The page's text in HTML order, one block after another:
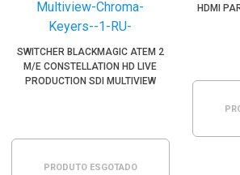
SWITCHER BLACKMAGIC ATEM 2
M/E CONSTELLATION HD LIVE
PRODUCTION SDI MULTIVIEW
PRODUTO ESGOTADO
HDMI